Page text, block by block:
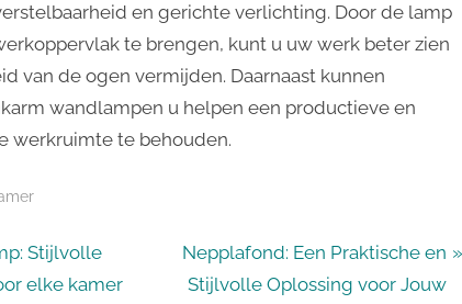
en gerichte verlichting. Door de lamp
te brengen, kunt u uw werk beter zien
van de ogen vermijden. Daarnaast kunnen
wandlampen u helpen een productieve en
werkruimte te behouden.
Stijlvolle
elke kamer
N
e
Nepplafond: Een Praktische en
Stijlvolle Oplossing voor Jouw